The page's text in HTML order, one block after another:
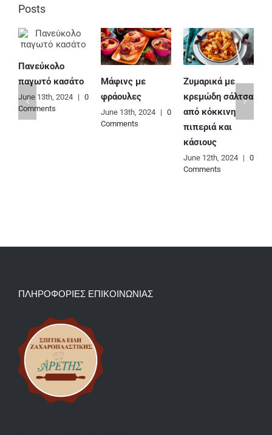
Posts
Πανεύκολο
παγωτό κασάτο
June 13th, 2024 | 0
Comments
Μάφινς με
φράουλες
June 13th, 2024 | 0
Comments
Ζυμαρικά με
κρεμώδη σάλτσα
από κόκκινη
πιπεριά και
κάσιους
June 12th, 2024 | 0
Comments
ΠΛΗΡΟΦΟΡΙΕΣ ΕΠΙΚΟΙΝΩΝΙΑΣ